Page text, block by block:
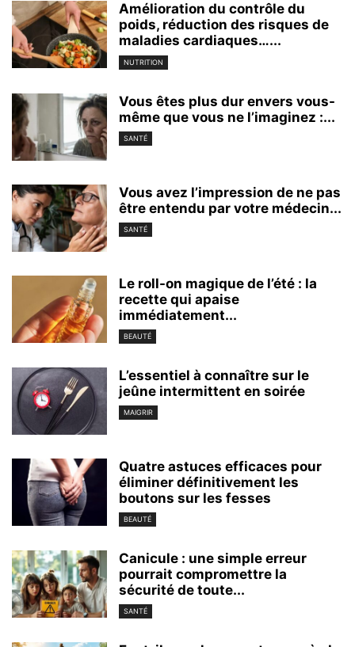
Amélioration du contrôle du
poids, réduction des risques de
maladies cardiaques…...
NUTRITION
Vous êtes plus dur envers vous-
même que vous ne l’imaginez :...
SANTÉ
Vous avez l’impression de ne pas
être entendu par votre médecin...
SANTÉ
Le roll-on magique de l’été : la
recette qui apaise
immédiatement...
BEAUTÉ
L’essentiel à connaître sur le
jeûne intermittent en soirée
MAIGRIR
Quatre astuces efficaces pour
éliminer définitivement les
boutons sur les fesses
BEAUTÉ
Canicule : une simple erreur
pourrait compromettre la
sécurité de toute...
SANTÉ